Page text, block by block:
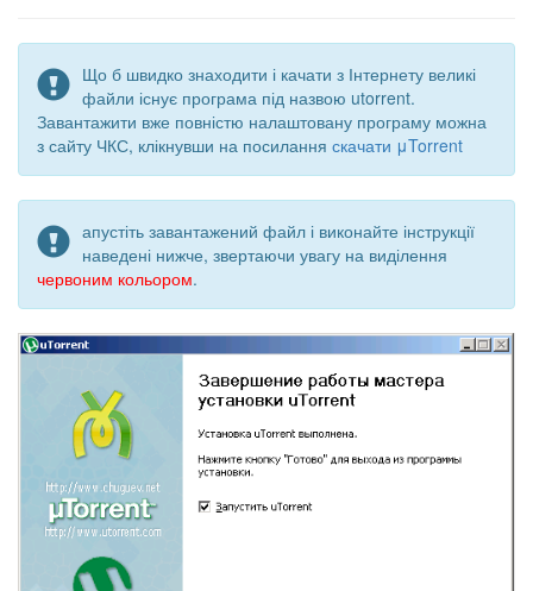
Що б швидко знаходити і качати з Інтернету великі
файли існує програма під назвою utorrent.
Завантажити вже повністю налаштовану програму можна
з сайту ЧКС, клікнувши на посилання скачати μTorrent
апустіть завантажений файл і виконайте інструкції
наведені нижче, звертаючи увагу на виділення
червоним кольором.